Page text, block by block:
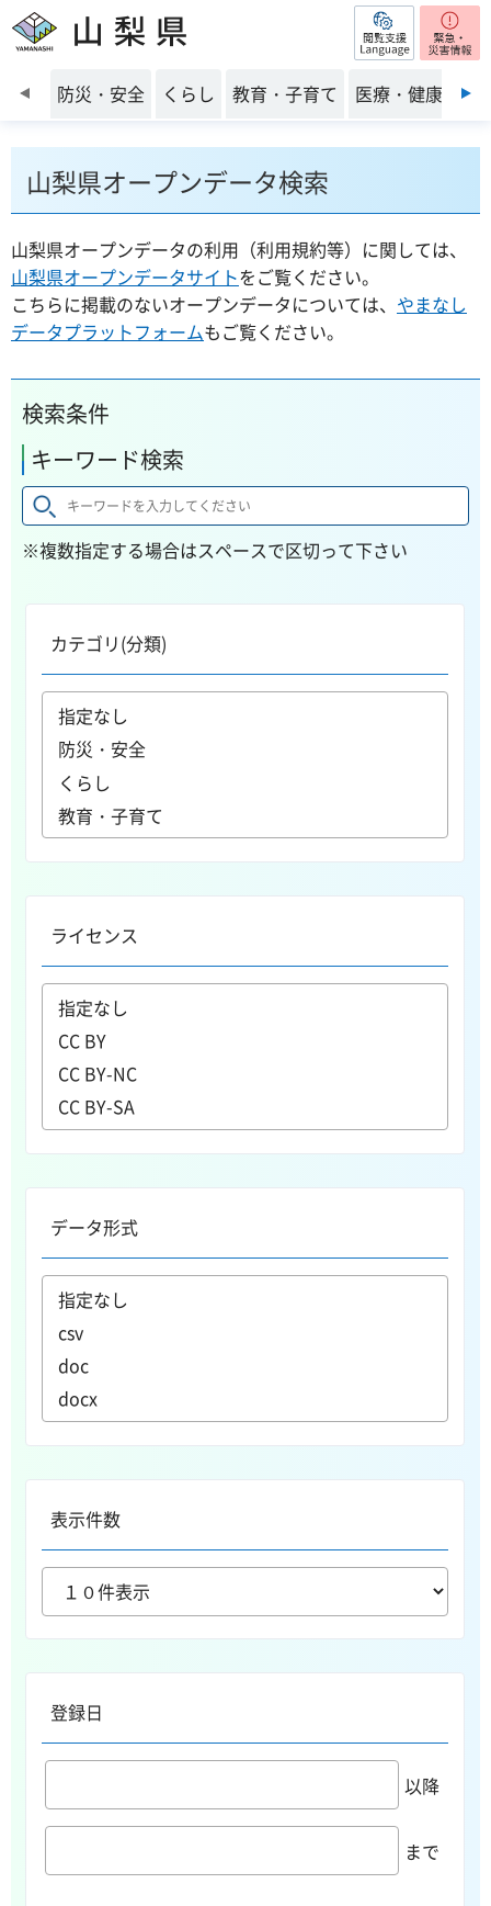
山梨県 閲覧支援
前のスライドを表示
防災・安全 くらし 教育・子育て 医療・健康・福
山梨県オープンデータ検索
山梨県オープンデータの利用（利用規約等）に関しては、
山梨県オープンデータサイトをご覧ください。
こちらに掲載のないオープンデータについては、 やまなし
データプラットフォームもご覧ください。
検索条件
キーワード検索
※複数指定する場合はスペースで区切って下さい
カテゴリ(分類)
ライセンス
データ形式
表示件数
登録日
以降
まで